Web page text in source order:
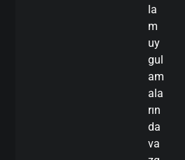
la
m
uy
gul
am
ala
rın
da
va